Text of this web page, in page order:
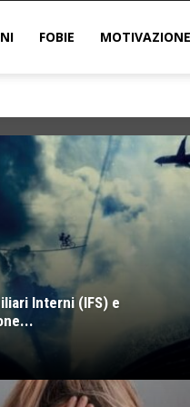
FOBIE MOTIVAZIONE
Interni (IFS) e